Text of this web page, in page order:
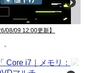
08/09 12:00更新】